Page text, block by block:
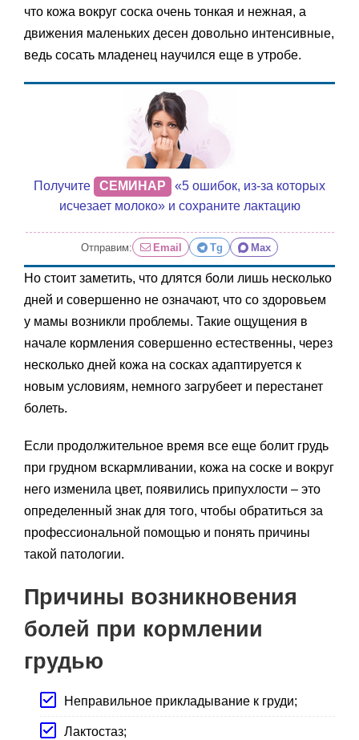
что кожа вокруг соска очень тонкая и нежная, а
движения маленьких десен довольно интенсивные,
ведь сосать младенец научился еще в утробе.
Получите СЕМИНАР
«5 ошибок, из-за которых
исчезает молоко» и сохраните лактацию
Отправим: Email Tg Max
Но стоит заметить, что длятся боли лишь несколько
дней и совершенно не означают, что со здоровьем
у мамы возникли проблемы. Такие ощущения в
начале кормления совершенно естественны, через
несколько дней кожа на сосках адаптируется к
новым условиям, немного загрубеет и перестанет
болеть.
Если продолжительное время все еще болит грудь
при грудном вскармливании, кожа на соске и вокруг
него изменила цвет, появились припухлости – это
определенный знак для того, чтобы обратиться за
профессиональной помощью и понять причины
такой патологии.
Причины возникновения
болей при кормлении
грудью
Неправильное прикладывание к груди;
Лактостаз;